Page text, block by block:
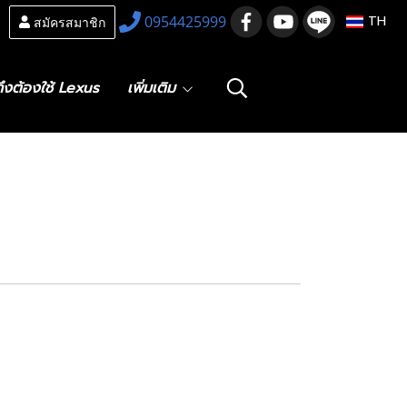
สมัครสมาชิก 0954425999 TH
งต้องใช้ Lexus เพิ่มเติม